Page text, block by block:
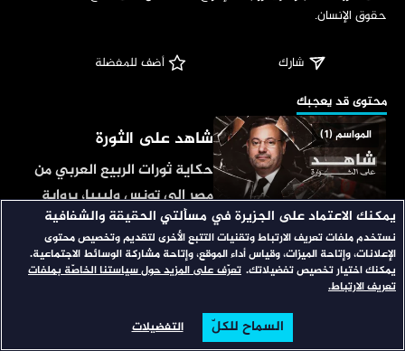
تصفح
حقوق الإنسان.
شارك
أضف للمفضلة
‏محتوى قد يعجبك
المواسم (1) شاهد على الثورة
حكاية ثورات الربيع العربي من
مصر إلى تونس وليبيا، برواية
من عاصروها وصنعوها، يحكون
ما جرى أمام أعينهم، ويسردون
الأحداث والتفاصيل يوما بيوم،
والشواهد والمشاهد.
المواسم (60) شاهد على العصر
شخصيات شغلت مناصب مهمة
لتقدم شهادتها على أحداث
يمكنك الاعتماد على الجزيرة في مسألتي الحقيقة والشفافية
نستخدم ملفات تعريف الارتباط وتقنيات التتبع الأخرى لتقديم وتخصيص محتوى
الإعلانات، وإتاحة الميزات، وقياس أداء الموقع، وإتاحة مشاركة الوسائط الاجتماعية.
يمكنك اختيار تخصيص تفضيلاتك. تعرّف على المزيد حول سياستنا الخاصّة بملفات
تعريف الارتباط.
التفضيلات السماح للكلّ